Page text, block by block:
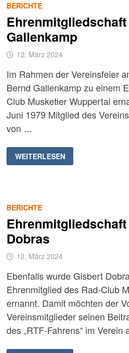
BERICHTE
Gallenkamp
12. März 2024
Im Rahmen der Vereinsfeier
Bernd Gallenkamp zu einem
Club Musketier Wuppertal
Juni 1979 Mitglied des
von …
EHRENMITGLIEDSCHAFT
FÜR
BERND
WEITERLESEN
BERICHTE
Dobras
12. März 2024
Ebenfalls wurde Gisbert
Ehrenmitglied des Rad-Club
ernannt. Damit möchten der
Vereinsmitglieder seinen
des „RTF-Fahrens“ im Verein